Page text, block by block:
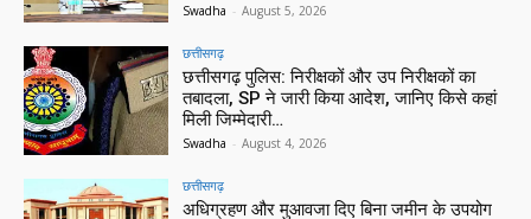
Swadha - August 5, 2026
छत्तीसगढ़
छत्तीसगढ़ पुलिस: निरीक्षकों और उप निरीक्षकों का
तबादला, SP ने जारी किया आदेश, जानिए किसे कहां
मिली जिम्मेदारी…
Swadha - August 4, 2026
छत्तीसगढ़
अधिग्रहण और मुआवजा दिए बिना जमीन के उपयोग